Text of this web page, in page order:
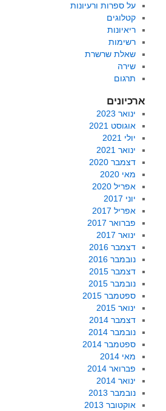
על ספרות ורעיונות
קטלוגים
ריאיונות
רשימות
שאלת שרשרת
שירה
תרגום
ארכיונים
ינואר 2023
אוגוסט 2021
יולי 2021
ינואר 2021
דצמבר 2020
מאי 2020
אפריל 2020
יוני 2017
אפריל 2017
פברואר 2017
ינואר 2017
דצמבר 2016
נובמבר 2016
דצמבר 2015
נובמבר 2015
ספטמבר 2015
ינואר 2015
דצמבר 2014
נובמבר 2014
ספטמבר 2014
מאי 2014
פברואר 2014
ינואר 2014
נובמבר 2013
אוקטובר 2013